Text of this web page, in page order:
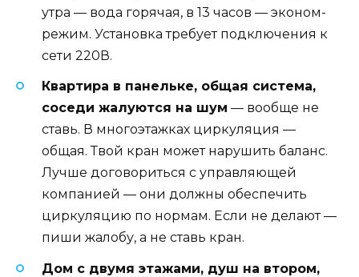
утра — вода горячая, в 13 часов — эконом-
режим. Установка требует подключения к
сети 220В.
Квартира в панельке, общая система,
соседи жалуются на шум — вообще не
ставь. В многоэтажках циркуляция —
общая. Твой кран может нарушить баланс.
Лучше договориться с управляющей
компанией — они должны обеспечить
циркуляцию по нормам. Если не делают —
пиши жалобу, а не ставь кран.
Дом с двумя этажами, душ на втором,